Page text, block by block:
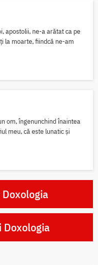
apostolii, ne-a arătat ca pe
la moarte, fiindcă ne-am
om, îngenunchind înaintea
meu, că este lunatic și
Doxologia